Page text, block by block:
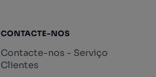
CONTACTE-NOS
Contacte-nos - Serviço
Clientes